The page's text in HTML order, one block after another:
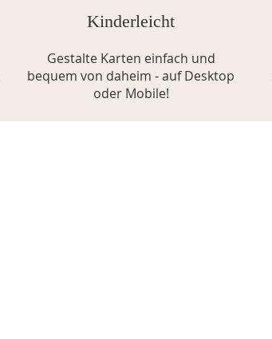
Kinderleicht
Gestalte Karten einfach und
bequem von daheim - auf Desktop
oder Mobile!